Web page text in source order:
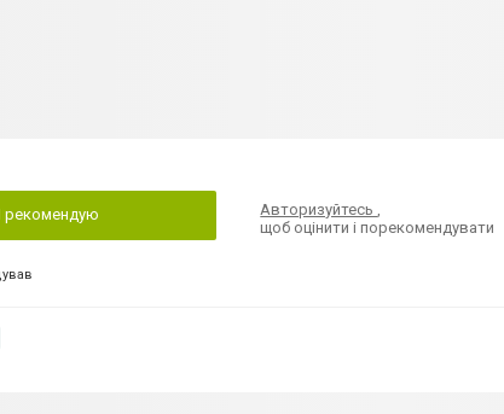
рекомендую Авторизуйтесь
щоб оцінити і порекомендувати